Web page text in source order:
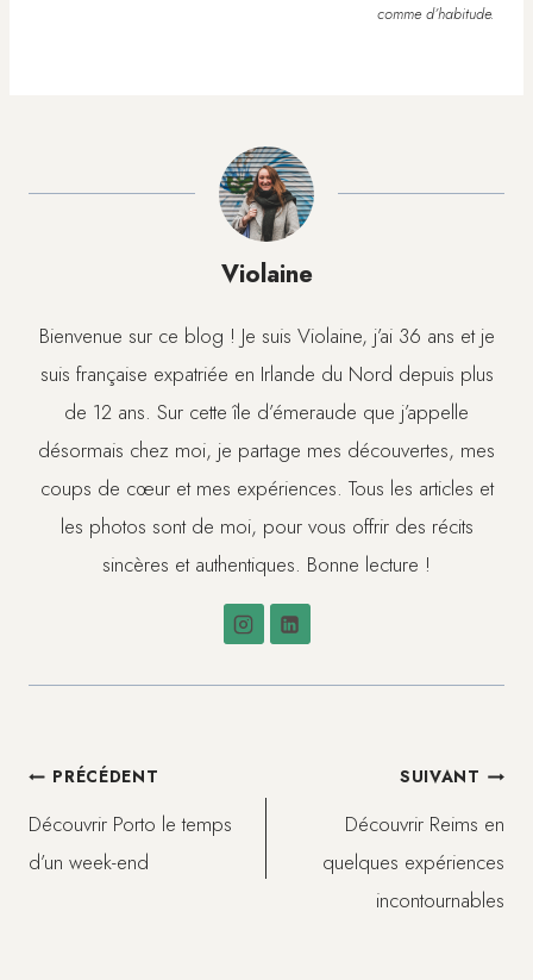
comme d’habitude.
Violaine
Bienvenue sur ce blog ! Je suis Violaine, j’ai 36 ans et je
suis française expatriée en Irlande du Nord depuis plus
de 12 ans. Sur cette île d’émeraude que j’appelle
désormais chez moi, je partage mes découvertes, mes
coups de cœur et mes expériences. Tous les articles et
les photos sont de moi, pour vous offrir des récits
sincères et authentiques. Bonne lecture !
Navigation
de
PRÉCÉDENT
Découvrir Porto le temps
d’un week-end
SUIVANT
Découvrir Reims en
quelques expériences
incontournables